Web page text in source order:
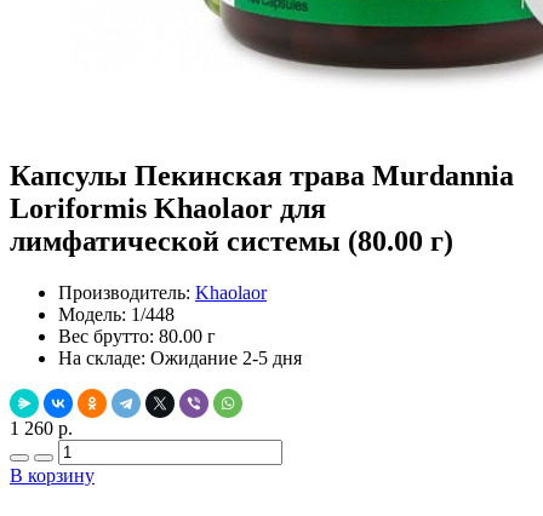
Капсулы Пекинская трава Murdannia
Loriformis Khaolaor для
лимфатической системы (80.00 г)
Производитель: Khaolaor
Модель: 1/448
Вес брутто: 80.00 г
На складе: Ожидание 2-5 дня
1 260 р.
В корзину